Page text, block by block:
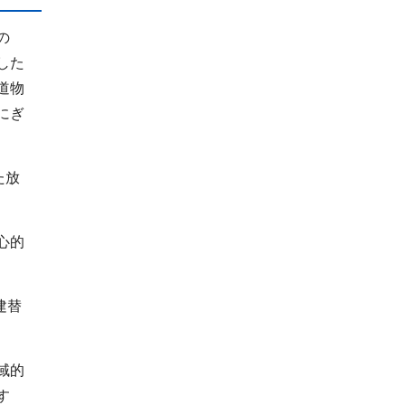
た
物
ぎ
放
的
替
的